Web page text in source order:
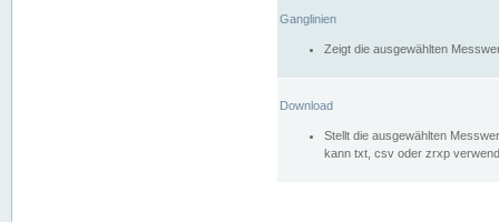
Ganglinien
Zeigt die ausgewählten
Download
Stellt die ausgewählten
kann txt, csv oder zrxp